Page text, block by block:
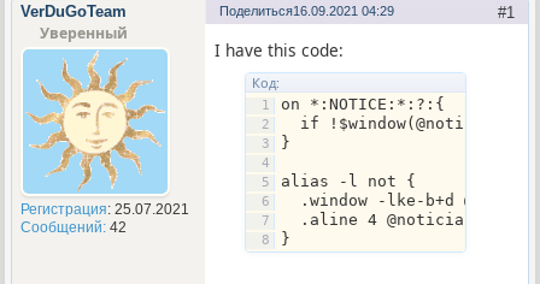
Поделиться 1
16.09.2021 04:29
VerDuGoTeam
Уверенный
Регистрация: 25.07.2021
Сообщений:42
I have this code:
Код:
on *:NOTICE:*:?:{
if !$window(@noticia) {
}
alias -l not {
.window -lke-b+d
.aline 4 @noticia $date
}